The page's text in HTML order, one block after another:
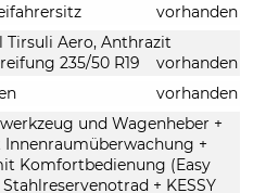
vorhanden
Tirsuli Aero, Anthrazit
235/50 R19
vorhanden
vorhanden
und Wagenheber +
+
Komfortbedienung (Easy
+ KESSY